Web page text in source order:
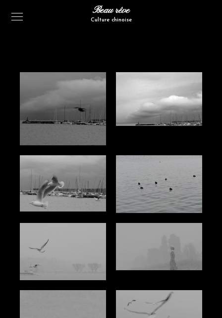
Beau rêve
Culture chinoise